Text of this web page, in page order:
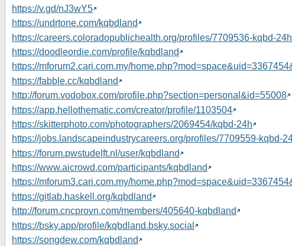
https://v.gd/nJ3wY5
https://undrtone.com/kqbdland
https://careers.coloradopublichealth.org/profiles/7709536-kqbd-24h
https://doodleordie.com/profile/kqbdland
https://mforum2.cari.com.my/
https://fabble.cc/kqbdland
http://forum.vodobox.com/profile.php?section=personal&id=55008
https://app.hellothematic.com/creator/profile/1103504
https://skitterphoto.com/photographers/2069454/kqbd-24h
https://jobs.landscapeindustrycareers.org/profiles/7709559-kqbd-
https://forum.pwstudelft.nl/user/kqbdland
https://www.aicrowd.com/participants/kqbdland
https://mforum3.cari.com.my/
https://gitlab.haskell.org/kqbdland
http://forum.cncprovn.com/members/405640-kqbdland
https://bsky.app/profile/kqbdland.bsky.social
https://songdew.com/kqbdland